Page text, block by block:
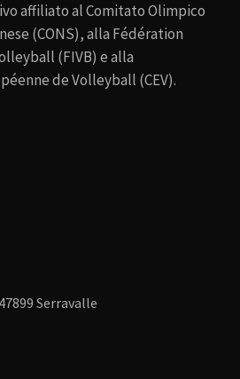
affiliato al Comitato Olimpico
(CONS), alla Fédération
(FIVB) e alla
de Volleyball (CEV).
Serravalle